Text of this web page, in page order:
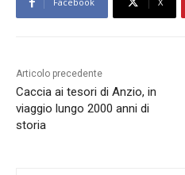
Articolo precedente
Caccia ai tesori di Anzio, in
viaggio lungo 2000 anni di
storia